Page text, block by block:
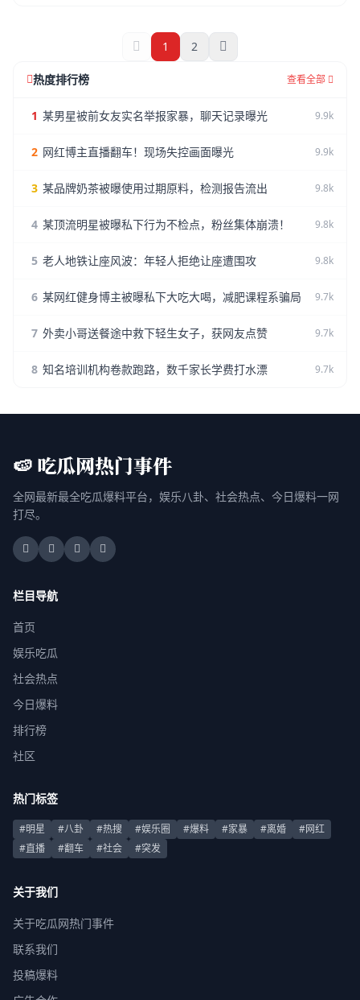
1 2
热度排行榜 查看全部
1 某男星被前女友实名举报家暴，聊天记录曝光 9.9k
2 网红博主直播翻车！现场失控画面曝光 9.9k
3 某品牌奶茶被曝使用过期原料，检测报告流出 9.8k
4 某顶流明星被曝私下行为不检点，粉丝集体崩溃！ 9.8k
5 老人地铁让座风波：年轻人拒绝让座遭围攻 9.8k
6 某网红健身博主被曝私下大吃大喝，减肥课程系骗局 9.7k
7 外卖小哥送餐途中救下轻生女子，获网友点赞 9.7k
8 知名培训机构卷款跑路，数千家长学费打水漂 9.7k
🍉 吃瓜网热门事件
全网最新最全吃瓜爆料平台，娱乐八卦、社会热点、今日爆料一网
打尽。
栏目导航
首页
娱乐吃瓜
社会热点
今日爆料
排行榜
社区
热门标签
#明星 #八卦 #热搜 #娱乐圈 #爆料 #家暴 #离婚
#网红
#直播
#翻车 #社会 #突发
关于我们
关于吃瓜网热门事件
联系我们
投稿爆料